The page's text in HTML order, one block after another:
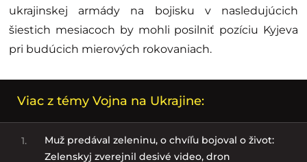
ukrajinskej armády na bojisku v nasledujúcich
šiestich mesiacoch by mohli posilniť pozíciu Kyjeva
pri budúcich mierových rokovaniach.
Viac z témy Vojna na Ukrajine:
1.
Muž predával zeleninu, o chvíľu bojoval o život:
Zelenskyj zverejnil desivé video, dron